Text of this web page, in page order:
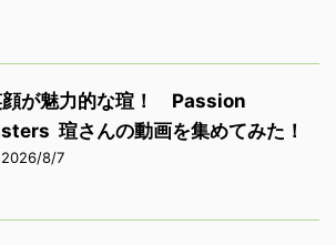
が魅力的な瑄！ Passion
瑄さんの動画を集めてみた！
2026/8/7